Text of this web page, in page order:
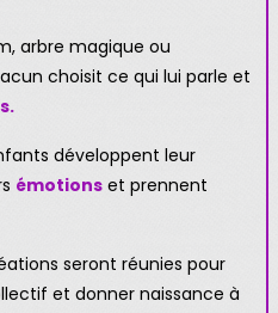
arbre magique ou
choisit ce qui lui parle et
développent leur
émotions et prennent
seront réunies pour
et donner naissance à